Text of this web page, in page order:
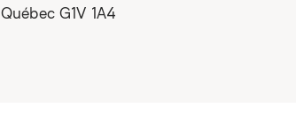
Québec G1V 1A4